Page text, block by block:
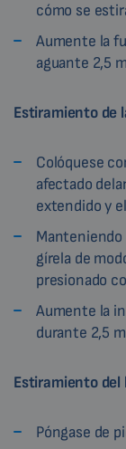
cómo se
Aumente la
aguante 2,5
Estiramiento de
Colóquese
afectado
extendido y
Manteniendo
gírela de
presionado
Aumente la
durante 2,5
Estiramiento del
Póngase de